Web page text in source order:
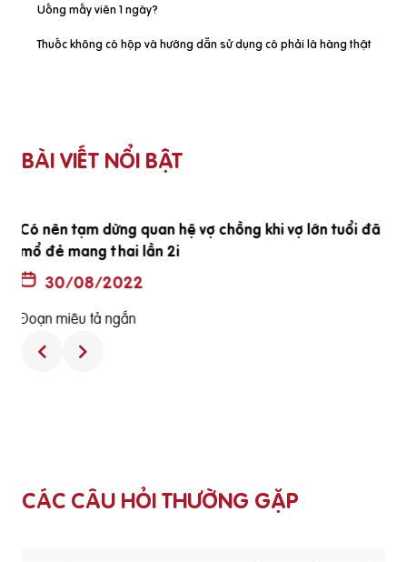
Uống mấy viên 1 ngày?
Thuốc không có hộp và hướng dẫn sử dụng có phải là hàng thật
BÀI VIẾT NỔI BẬT
Thuốc không có hộp và hướng dẫn sử dụng có phải là
hàng thật
30/08/2022
Đoạn miêu tả ngắn
CÁC CÂU HỎI THƯỜNG GẶP